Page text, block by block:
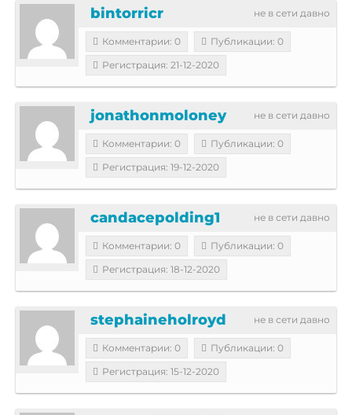
не в сети давно
bintorricr
Комментарии: 0
Публикации: 0
Регистрация: 21-12-2020
не в сети давно
jonathonmoloney
Комментарии: 0
Публикации: 0
Регистрация: 19-12-2020
не в сети давно
candacepolding1
Комментарии: 0
Публикации: 0
Регистрация: 18-12-2020
не в сети давно
stephaineholroyd
Комментарии: 0
Публикации: 0
Регистрация: 15-12-2020